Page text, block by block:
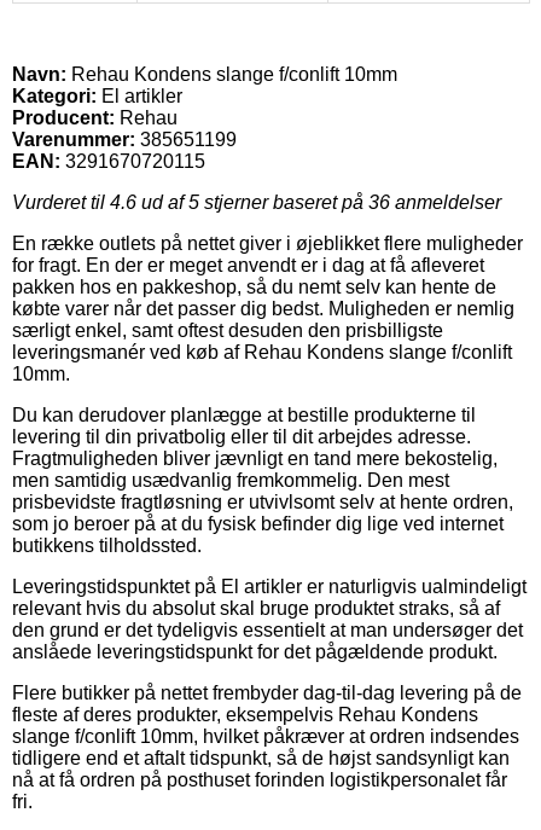
Navn: Rehau Kondens slange f/conlift 10mm
Kategori: El artikler
Producent: Rehau
Varenummer: 385651199
EAN: 3291670720115
Vurderet til 4.6 ud af 5 stjerner baseret på 36 anmeldelser
En række outlets på nettet giver i øjeblikket flere muligheder
for fragt. En der er meget anvendt er i dag at få afleveret
pakken hos en pakkeshop, så du nemt selv kan hente de
købte varer når det passer dig bedst. Muligheden er nemlig
særligt enkel, samt oftest desuden den prisbilligste
leveringsmanér ved køb af Rehau Kondens slange f/conlift
10mm.
Du kan derudover planlægge at bestille produkterne til
levering til din privatbolig eller til dit arbejdes adresse.
Fragtmuligheden bliver jævnligt en tand mere bekostelig,
men samtidig usædvanlig fremkommelig. Den mest
prisbevidste fragtløsning er utvivlsomt selv at hente ordren,
som jo beroer på at du fysisk befinder dig lige ved internet
butikkens tilholdssted.
Leveringstidspunktet på El artikler er naturligvis ualmindeligt
relevant hvis du absolut skal bruge produktet straks, så af
den grund er det tydeligvis essentielt at man undersøger det
anslåede leveringstidspunkt for det pågældende produkt.
Flere butikker på nettet frembyder dag-til-dag levering på de
fleste af deres produkter, eksempelvis Rehau Kondens
slange f/conlift 10mm, hvilket påkræver at ordren indsendes
tidligere end et aftalt tidspunkt, så de højst sandsynligt kan
nå at få ordren på posthuset forinden logistikpersonalet får
fri.